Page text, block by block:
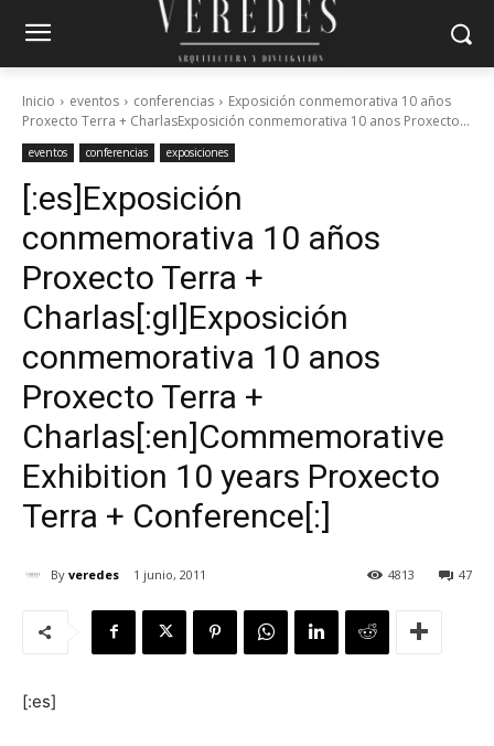
Inicio eventos conferencias
Exposición conmemorativa 10 años
Proxecto Terra + CharlasExposición conmemorativa 10 anos Proxecto...
eventos conferencias exposiciones
[:es]Exposición
conmemorativa 10 años
Proxecto Terra +
Charlas[:gl]Exposición
conmemorativa 10 anos
Proxecto Terra +
Charlas[:en]Commemorative
Exhibition 10 years Proxecto
Terra + Conference[:]
By veredes 1 junio, 2011 47
4813
[:es]